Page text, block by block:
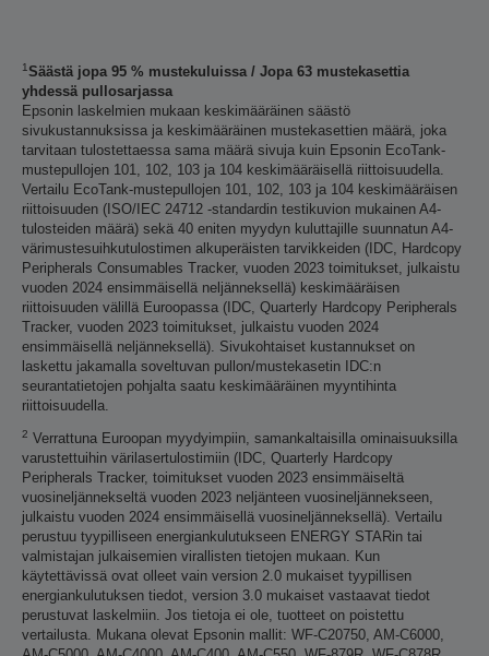
1Säästä jopa 95 % mustekuluissa / Jopa 63 mustekasettia
yhdessä pullosarjassa
Epsonin laskelmien mukaan keskimääräinen säästö
sivukustannuksissa ja keskimääräinen mustekasettien määrä, joka
tarvitaan tulostettaessa sama määrä sivuja kuin Epsonin EcoTank-
mustepullojen 101, 102, 103 ja 104 keskimääräisellä riittoisuudella.
Vertailu EcoTank-mustepullojen 101, 102, 103 ja 104 keskimääräisen
riittoisuuden (ISO/IEC 24712 -standardin testikuvion mukainen A4-
tulosteiden määrä) sekä 40 eniten myydyn kuluttajille suunnatun A4-
värimustesuihkutulostimen alkuperäisten tarvikkeiden (IDC, Hardcopy
Peripherals Consumables Tracker, vuoden 2023 toimitukset, julkaistu
vuoden 2024 ensimmäisellä neljänneksellä) keskimääräisen
riittoisuuden välillä Euroopassa (IDC, Quarterly Hardcopy Peripherals
Tracker, vuoden 2023 toimitukset, julkaistu vuoden 2024
ensimmäisellä neljänneksellä). Sivukohtaiset kustannukset on
laskettu jakamalla soveltuvan pullon/mustekasetin IDC:n
seurantatietojen pohjalta saatu keskimääräinen myyntihinta
riittoisuudella.
2 Verrattuna Euroopan myydyimpiin, samankaltaisilla ominaisuuksilla
varustettuihin värilasertulostimiin (IDC, Quarterly Hardcopy
Peripherals Tracker, toimitukset vuoden 2023 ensimmäiseltä
vuosineljännekseltä vuoden 2023 neljänteen vuosineljännekseen,
julkaistu vuoden 2024 ensimmäisellä vuosineljänneksellä). Vertailu
perustuu tyypilliseen energiankulutukseen ENERGY STARin tai
valmistajan julkaisemien virallisten tietojen mukaan. Kun
käytettävissä ovat olleet vain version 2.0 mukaiset tyypillisen
energiankulutuksen tiedot, version 3.0 mukaiset vastaavat tiedot
perustuvat laskelmiin. Jos tietoja ei ole, tuotteet on poistettu
vertailusta. Mukana olevat Epsonin mallit: WF-C20750, AM-C6000,